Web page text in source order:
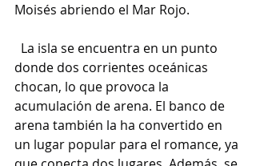
Moisés abriendo el Mar Rojo.
La isla se encuentra en un punto
donde dos corrientes oceánicas
chocan, lo que provoca la
acumulación de arena. El banco de
arena también la ha convertido en
un lugar popular para el romance, ya